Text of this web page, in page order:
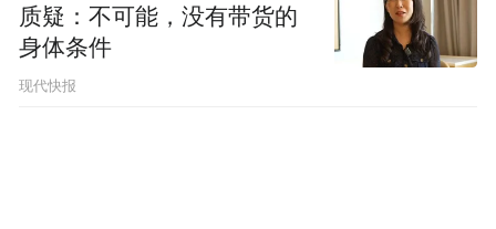
质疑：不可能，没有带货的
身体条件
现代快报